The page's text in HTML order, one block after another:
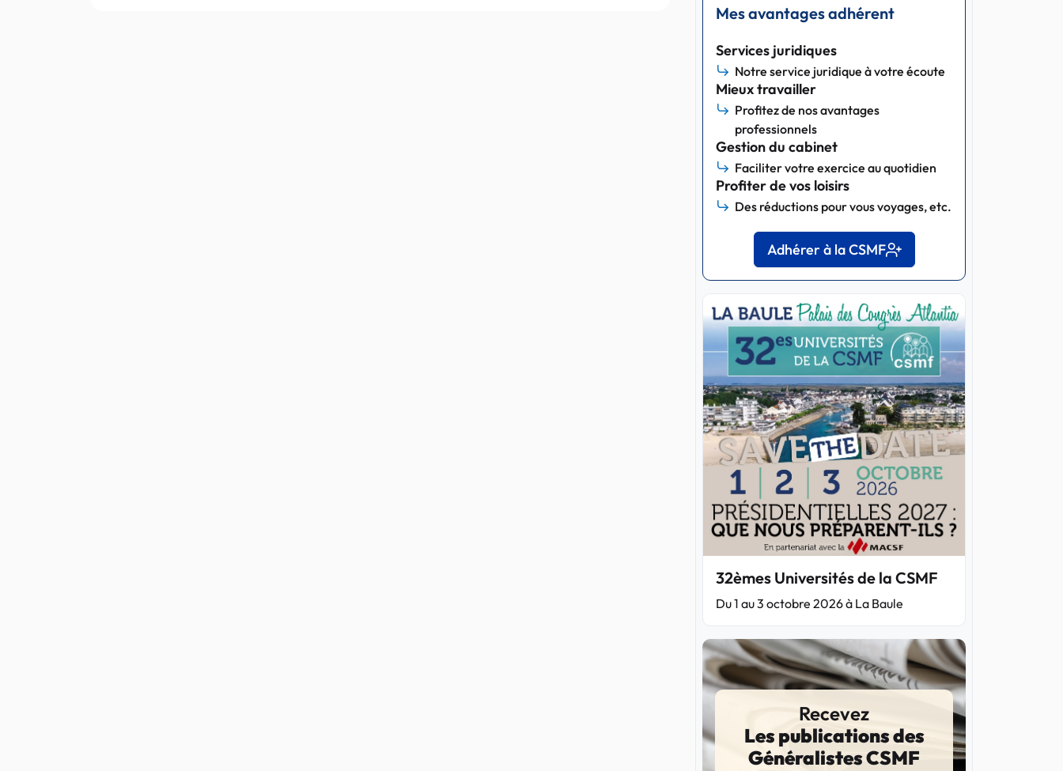
Mes avantages adhérent
Services juridiques
Notre service juridique à votre écoute
Mieux travailler
Profitez de nos avantages
professionnels
Gestion du cabinet
Faciliter votre exercice au quotidien
Profiter de vos loisirs
Des réductions pour vous voyages, etc.
Adhérer à la CSMF
32èmes Universités de la CSMF
Du 1 au 3 octobre 2026 à La Baule
Recevez
Les publications des
Généralistes CSMF